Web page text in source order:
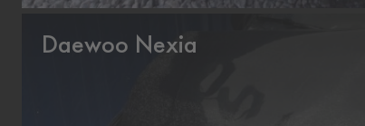
Daewoo Nexia